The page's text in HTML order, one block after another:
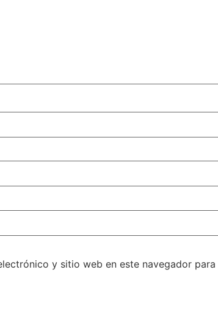
y sitio web en este navegador